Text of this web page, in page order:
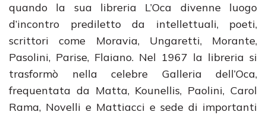
quando la sua libreria L’Oca divenne luogo
d’incontro prediletto da intellettuali, poeti,
scrittori come Moravia, Ungaretti, Morante,
Pasolini, Parise, Flaiano. Nel 1967 la libreria si
trasformò nella celebre Galleria dell’Oca,
frequentata da Matta, Kounellis, Paolini, Carol
Rama, Novelli e Mattiacci e sede di importanti